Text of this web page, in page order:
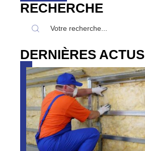
RECHERCHE
DERNIÈRES ACTUS